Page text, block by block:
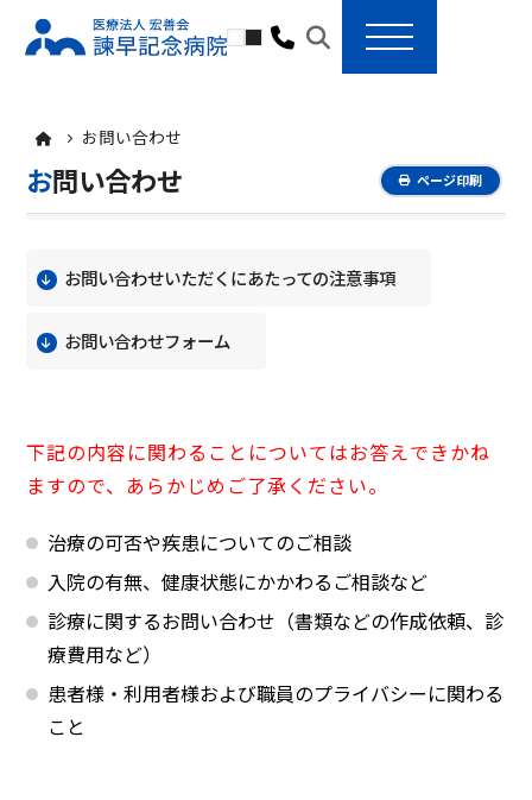
toggle navigation
お問い合わせ
お問い合わせ ページ印刷
お問い合わせいただくにあたっての注意事項
お問い合わせフォーム
下記の内容に関わることについてはお答えできかね
ますので、あらかじめご了承ください。
治療の可否や疾患についてのご相談
入院の有無、健康状態にかかわるご相談など
診療に関するお問い合わせ（書類などの作成依頼、診
療費用など）
患者様・利用者様および職員のプライバシーに関わる
こと